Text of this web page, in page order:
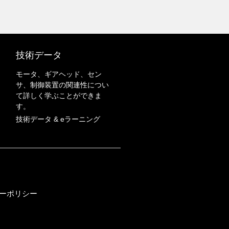
技術データ
モータ、ギアヘッド、セン
サ、制御装置の関連性につい
て詳しく学ぶことができま
す。
技術データ & eラーニング
ポリシー